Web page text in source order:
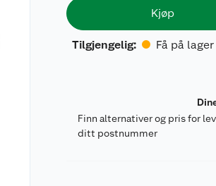
Kjøp
Tilgjengelig: Få på lager
Finn alternativer og pris for
ditt postnummer